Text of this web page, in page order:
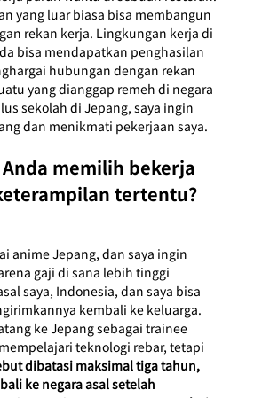
yang luar biasa bisa membangun
rekan kerja. Lingkungan kerja di
bisa mendapatkan penghasilan
hubungan dengan rekan
yang dianggap remeh di negara
sekolah di Jepang, saya ingin
dan menikmati pekerjaan saya.
memilih bekerja
tertentu?
anime Jepang, dan saya ingin
gaji di sana lebih tinggi
saya, Indonesia, dan saya bisa
kembali ke keluarga.
ke Jepang sebagai trainee
teknologi rebar, tetapi
dibatasi maksimal tiga tahun,
ke negara asal setelah